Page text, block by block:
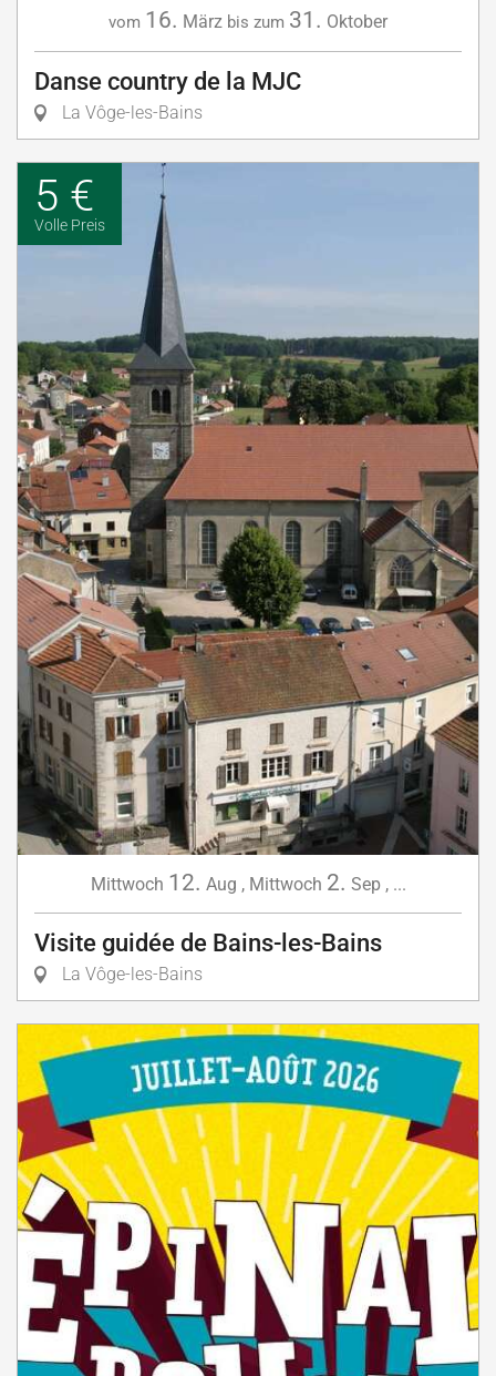
vom 16. März bis zum 31. Oktober
Danse country de la MJC
La Vôge-les-Bains
5 €
Volle Preis
Mittwoch 12. Aug , Mittwoch 2. Sep, ...
Visite guidée de Bains-les-Bains
La Vôge-les-Bains